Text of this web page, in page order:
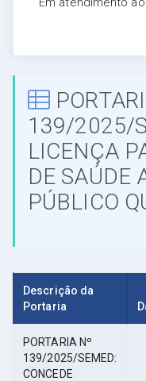
139/2025/
LICENÇA
DE SAÚDE
PÚBLICO
Descrição da
Portaria
PORTARIA Nº
139/2025/SEMED:
CONCEDE